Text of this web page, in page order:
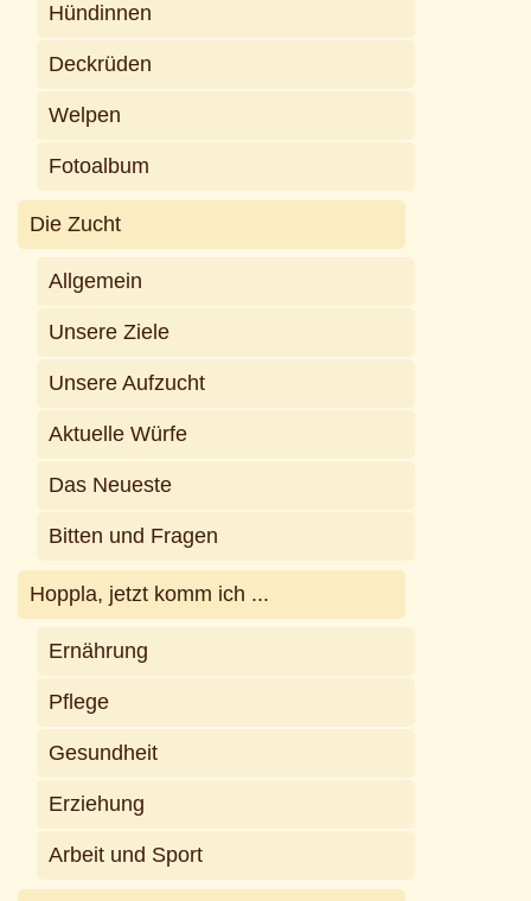
Hündinnen
Deckrüden
Welpen
Fotoalbum
Die Zucht
Allgemein
Unsere Ziele
Unsere Aufzucht
Aktuelle Würfe
Das Neueste
Bitten und Fragen
Hoppla, jetzt komm ich ...
Ernährung
Pflege
Gesundheit
Erziehung
Arbeit und Sport